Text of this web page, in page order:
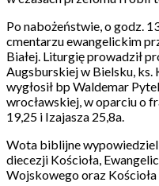
Po nabożeństwie, o godz.
cmentarzu ewangelickim
Białej. Liturgię prowadził
Augsburskiej w Bielsku, ks.
wygłosił bp Waldemar
wrocławskiej, w oparciu o
19,25 i Izajasza 25,8a.
Wota biblijne
diecezji Kościoła,
Wojskowego oraz